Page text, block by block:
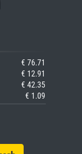
€ 76.71
€ 12.91
€ 42.35
€ 1.09